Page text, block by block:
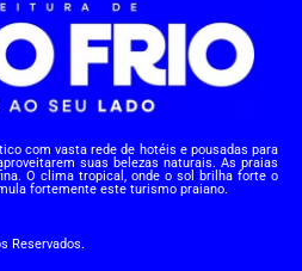
com vasta rede de hotéis e pousadas para
suas belezas naturais. As praias
O clima tropical, onde o sol brilha forte o
fortemente este turismo praiano.
Reservados.